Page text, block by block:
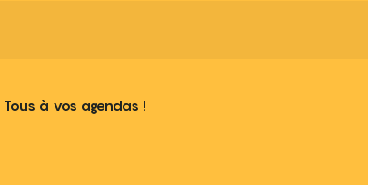
Tous à vos agendas !